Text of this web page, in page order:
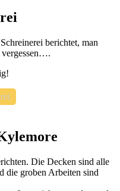
berichtet, man
vergessen….
Die Decken sind alle
die groben Arbeiten sind